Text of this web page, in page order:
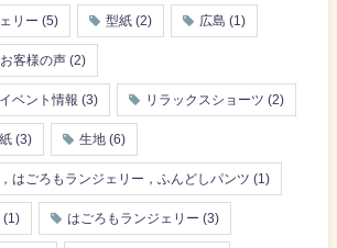
リー (5) 型紙 (2) 広島 (1)
お客様の声 (2)
ベント情報 (3) リラックスショーツ (2)
(3) 生地 (6)
はごろもランジェリー，ふんどしパンツ (1)
(1) はごろもランジェリー (3)